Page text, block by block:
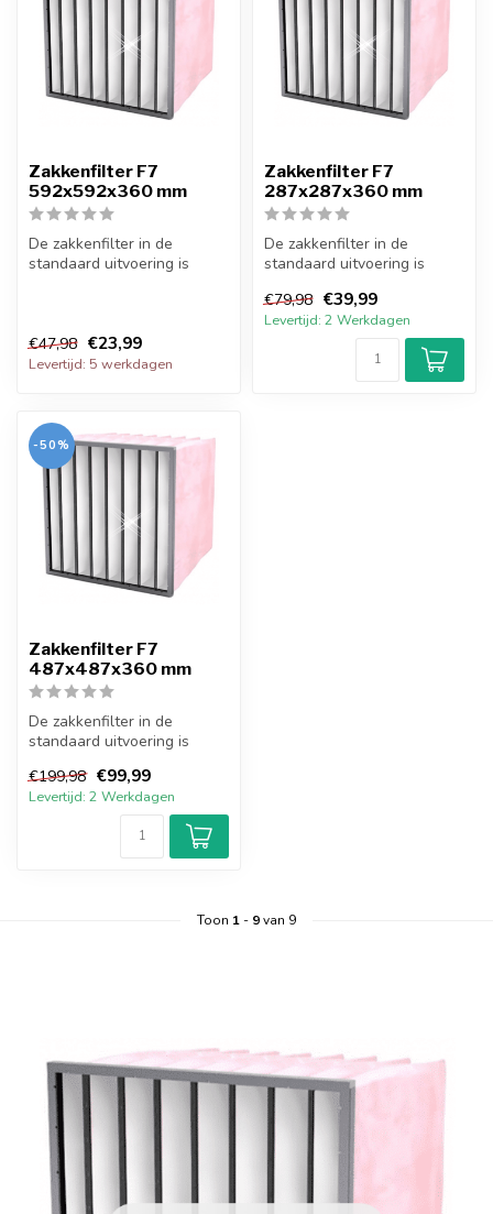
Zakkenfilter F7
592x592x360 mm
De zakkenfilter in de
standaard uitvoering is
€47,98 €23,99
Levertijd: 5 werkdagen
Zakkenfilter F7
287x287x360 mm
De zakkenfilter in de
standaard uitvoering is
behuizing...
€79,98 €39,99
Levertijd: 2 Werkdagen
-50%
Zakkenfilter F7
487x487x360 mm
De zakkenfilter in de
standaard uitvoering is
behuizing...
€199,98 €99,99
Levertijd: 2 Werkdagen
Toon 1- 9van 9